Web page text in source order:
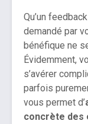
Qu’un
demandé par
bénéfique ne
Évidemment,
s’avérer
parfois
vous permet d’
concrète des